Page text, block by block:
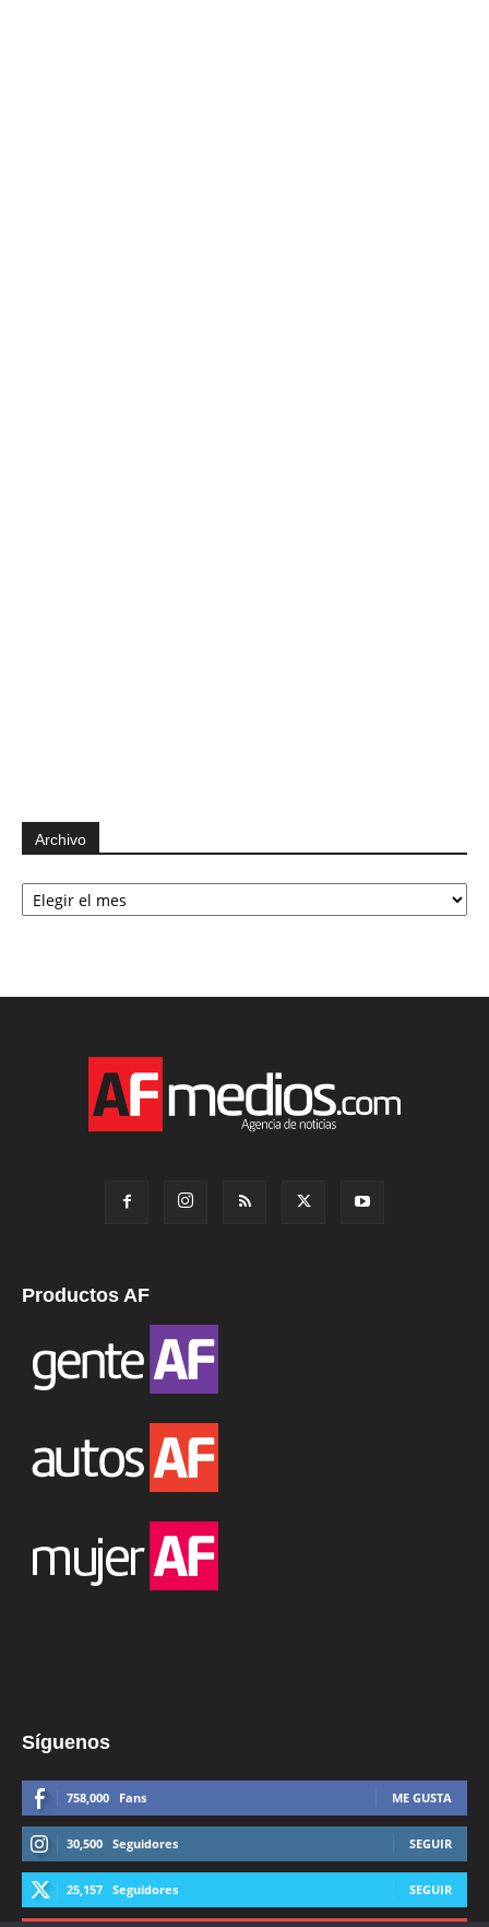
Archivo
Archivo
Productos AF
Síguenos
758,000 Fans ME GUSTA
30,500 Seguidores SEGUIR
25,157 Seguidores SEGUIR